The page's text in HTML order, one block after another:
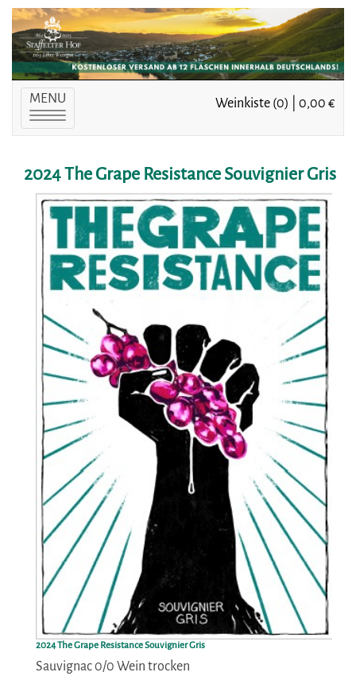
MENU
Toggle
navigation
Weinkiste (0) | 0,00 €
2024 The Grape Resistance Souvignier Gris
2024 The Grape Resistance Souvignier Gris
Sauvignac 0/0 Wein trocken